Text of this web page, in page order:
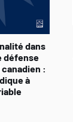
dans
défense
:
à